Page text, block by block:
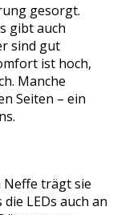
gesorgt.
gibt auch
sind gut
ist hoch,
Manche
Seiten – ein
Neffe trägt sie
LEDs auch an